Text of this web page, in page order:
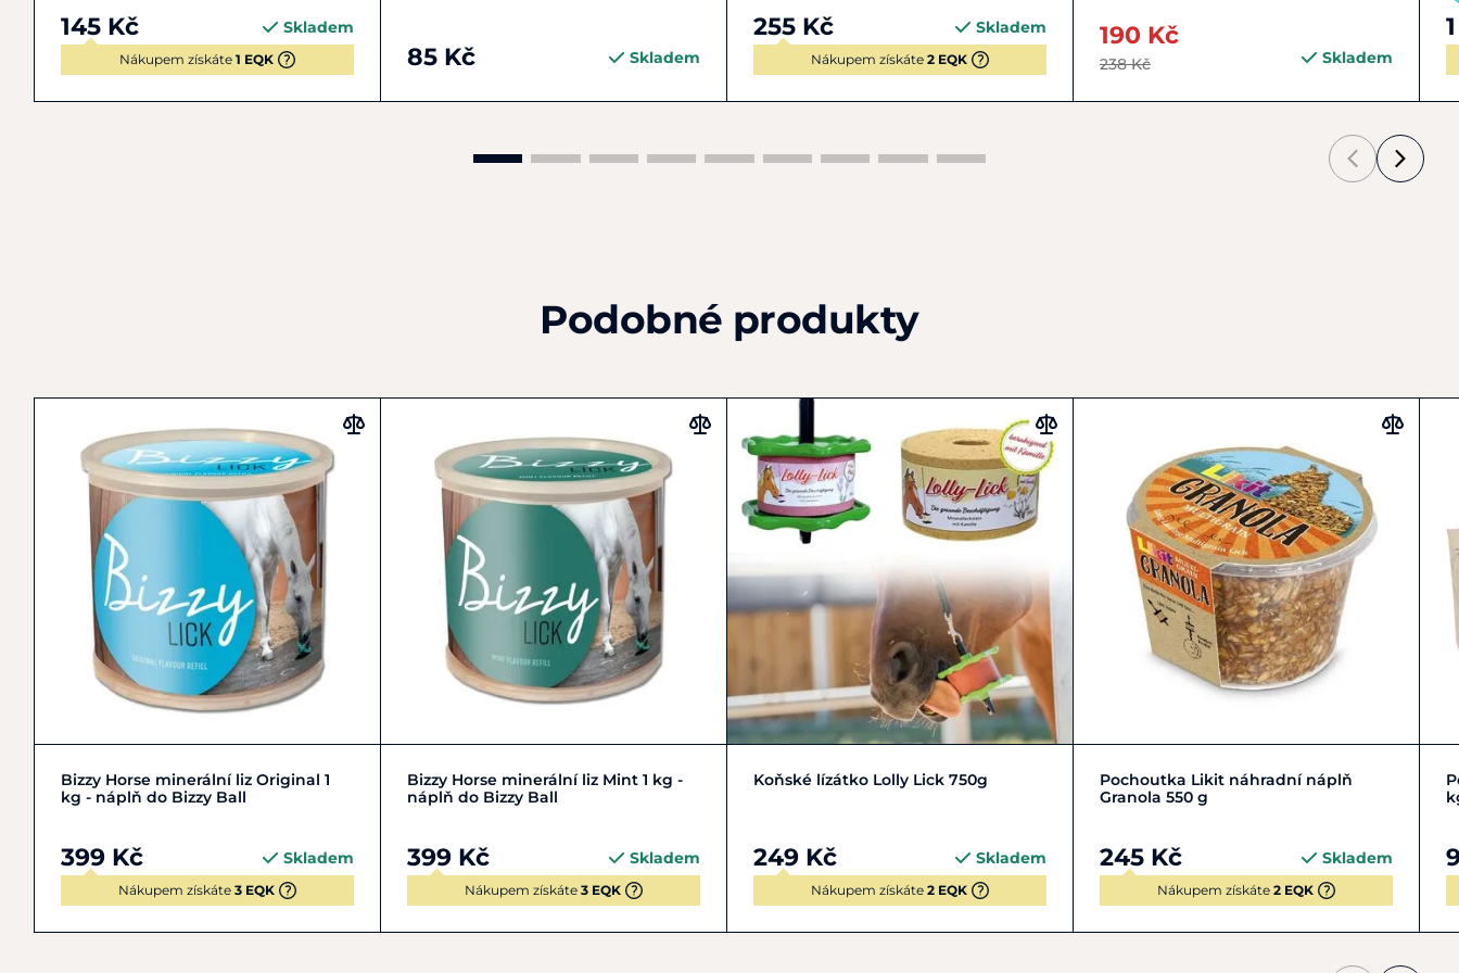
145 Kč Skladem
Nákupem získáte 1 EQK 85 Kč Skladem
255 Kč Skladem
Nákupem získáte 2 EQK
190 Kč
238 Kč Skladem
Podobné produkty
Do košíku
Bizzy Horse minerální liz Original 1
kg - náplň do Bizzy Ball
399 Kč Skladem
Nákupem získáte 3 EQK
Do košíku
Bizzy Horse minerální liz Mint 1 kg -
náplň do Bizzy Ball
399 Kč Skladem
Nákupem získáte 3 EQK
Zobrazit detail
Koňské lízátko Lolly Lick 750g
249 Kč Skladem
Nákupem získáte 2 EQK
Do košíku
Pochoutka Likit náhradní náplň
Granola 550 g
245 Kč Skladem
Nákupem získáte 2 EQK